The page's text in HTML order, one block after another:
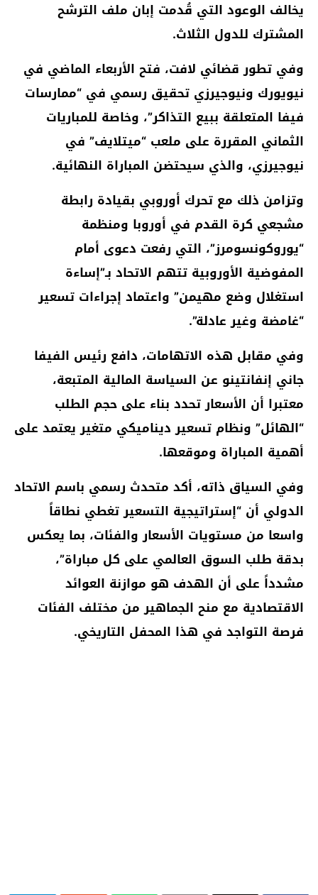
يخالف الوعود التي قُدمت إبان ملف الترشح
المشترك للدول الثلاث.
وفي تطور قضائي لافت، فتح الأربعاء الماضي في
نيويورك ونيوجيرزي تحقيق رسمي في “ممارسات
فيفا المتعلقة ببيع التذاكر”، وخاصة للمباريات
الثماني المقررة على ملعب “ميتلايف” في
نيوجيرزي، والذي سيحتضن المباراة النهائية.
وتزامن ذلك مع تحرك أوروبي بقيادة رابطة
مشجعي كرة القدم في أوروبا ومنظمة
“يوروكونسومرز”، التي رفعت دعوى أمام
المفوضية الأوروبية تتهم الاتحاد بـ”إساءة
استغلال وضع مهيمن” واعتماد إجراءات تسعير
“غامضة وغير عادلة”.
وفي مقابل هذه الاتهامات، دافع رئيس الفيفا
جاني إنفانتينو عن السياسة المالية المتبعة،
معتبرا أن الأسعار تحدد بناء على حجم الطلب
“الهائل” ونظام تسعير ديناميكي متغير يعتمد على
أهمية المباراة وموقعها.
وفي السياق ذاته، أكد متحدث رسمي باسم الاتحاد
الدولي أن “إستراتيجية التسعير تغطي نطاقاً
واسعا من مستويات الأسعار والفئات، بما يعكس
بدقة طلب السوق العالمي على كل مباراة”،
مشدداً على أن الهدف هو موازنة العوائد
الاقتصادية مع منح الجماهير من مختلف الفئات
فرصة التواجد في هذا المحفل التاريخي.